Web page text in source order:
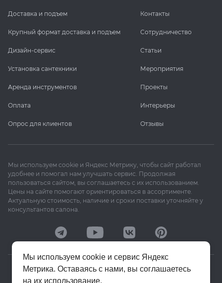
Доставка и подъем
Крупный формат доставка и подъем
Дизайн-сервис
Установка сантехники
Аренда инструментов
Оплата
Опрос для клиентов
Контакты
Сотрудничество
Статьи
Мероприятия
Проекты
Интерьеры
Отзывы
Мы используем cookie и Яндекс Метрику, чтобы сайт работал
удобнее и помогал нам улучшать сервис. Продолжая
пользоваться сайтом, вы соглашаетесь с их использованием.
Цены на сайте помогают ориентироваться в ассортименте.
Актуальную стоимость, наличие и сроки поставки уточняйте у
консультантов салона.
© 2020–2026 «Апекс»
Мы используем cookie и сервис Яндекс
Метрика. Оставаясь с нами, вы соглашаетесь
на их использование.